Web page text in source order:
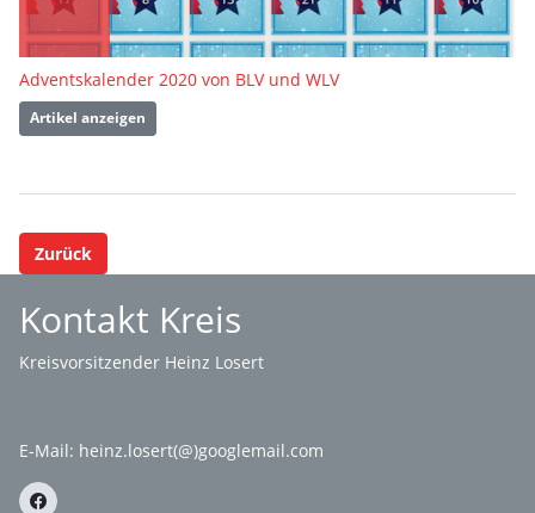
Adventskalender 2020 von BLV und WLV
Artikel anzeigen
Zurück
Kontakt Kreis
Kreisvorsitzender Heinz Losert
E-Mail: heinz.losert(@)googlemail.com